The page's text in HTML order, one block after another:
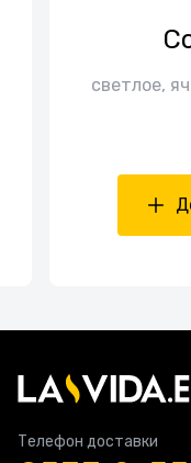
светлое,
Телефон доставки